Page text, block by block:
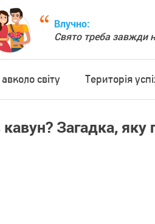
Влучно:
Свято треба завжди
світу Територія
Загадка, яку